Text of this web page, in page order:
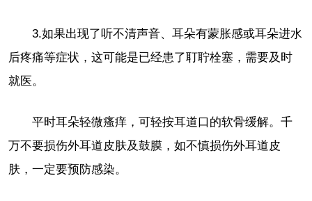
3.如果出现了听不清声音、耳朵有蒙胀感或耳朵进水
后疼痛等症状，这可能是已经患了耵聍栓塞，需要及时
就医。
平时耳朵轻微瘙痒，可轻按耳道口的软骨缓解。千
万不要损伤外耳道皮肤及鼓膜，如不慎损伤外耳道皮
肤，一定要预防感染。